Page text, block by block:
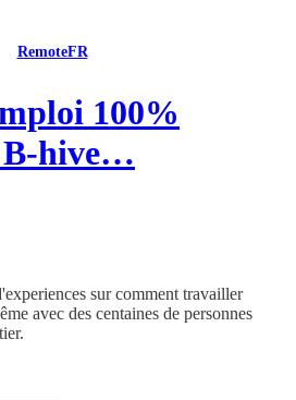
RemoteFR
100%
B-hive…
sur comment travailler
avec des centaines de personnes